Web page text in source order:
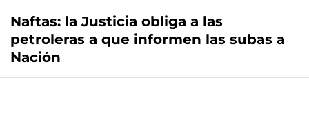
Naftas: la Justicia obliga a las
petroleras a que informen las subas a
Nación